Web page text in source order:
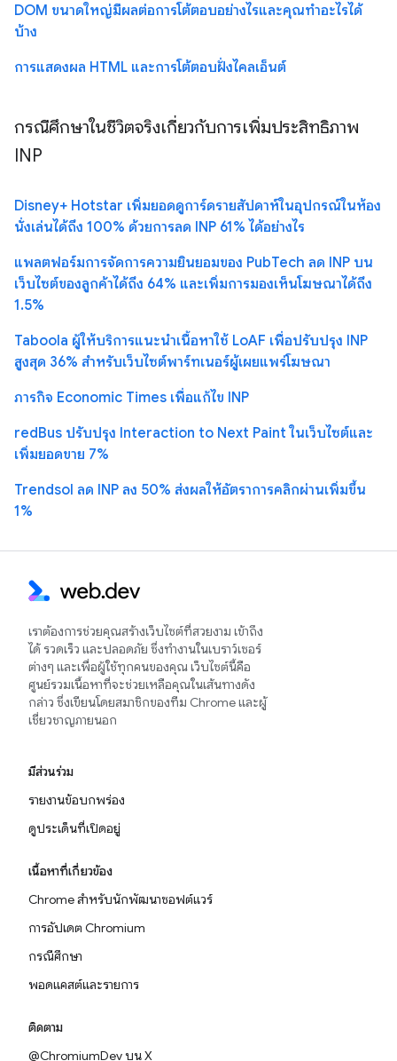
DOM ขนาดใหญ่มีผลต่อการโต้ตอบอย่างไรและคุณทำอะไรได้
บ้าง
การแสดงผล HTML และการโต้ตอบฝั่งไคลเอ็นต์
กรณีศึกษาในชีวิตจริงเกี่ยวกับการเพิ่มประสิทธิภาพ
INP
Disney+ Hotstar เพิ่มยอดดูการ์ดรายสัปดาห์ในอุปกรณ์ในห้อง
นั่งเล่นได้ถึง 100% ด้วยการลด INP 61% ได้อย่างไร
แพลตฟอร์มการจัดการความยินยอมของ PubTech ลด INP บน
เว็บไซต์ของลูกค้าได้ถึง 64% และเพิ่มการมองเห็นโฆษณาได้ถึง
1.5%
Taboola ผู้ให้บริการแนะนำเนื้อหาใช้ LoAF เพื่อปรับปรุง INP
สูงสุด 36% สำหรับเว็บไซต์พาร์ทเนอร์ผู้เผยแพร่โฆษณา
ภารกิจ Economic Times เพื่อแก้ไข INP
redBus ปรับปรุง Interaction to Next Paint ในเว็บไซต์และ
เพิ่มยอดขาย 7%
Trendsol ลด INP ลง 50% ส่งผลให้อัตราการคลิกผ่านเพิ่มขึ้น
1%
เราต้องการช่วยคุณสร้างเว็บไซต์ที่สวยงาม เข้าถึง
ได้ รวดเร็ว และปลอดภัย ซึ่งทำงานในเบราว์เซอร์
ต่างๆ และเพื่อผู้ใช้ทุกคนของคุณ เว็บไซต์นี้คือ
ศูนย์รวมเนื้อหาที่จะช่วยเหลือคุณในเส้นทางดัง
กล่าว ซึ่งเขียนโดยสมาชิกของทีม Chrome และผู้
เชี่ยวชาญภายนอก
มีส่วนร่วม
รายงานข้อบกพร่อง
ดูประเด็นที่เปิดอยู่
เนื้อหาที่เกี่ยวข้อง
Chrome สำหรับนักพัฒนาซอฟต์แวร์
การอัปเดต Chromium
กรณีศึกษา
พอดแคสต์และรายการ
ติดตาม
@ChromiumDev บน X